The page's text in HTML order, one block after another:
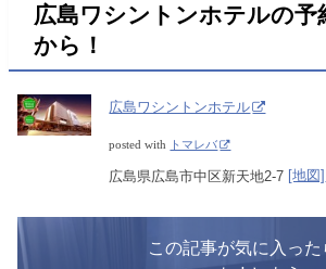
広島ワシントンホテルの予
から！
広島ワシントンホテル
posted with トマレバ
広島県広島市中区新天地2-7 [地図]
この記事が気に入った